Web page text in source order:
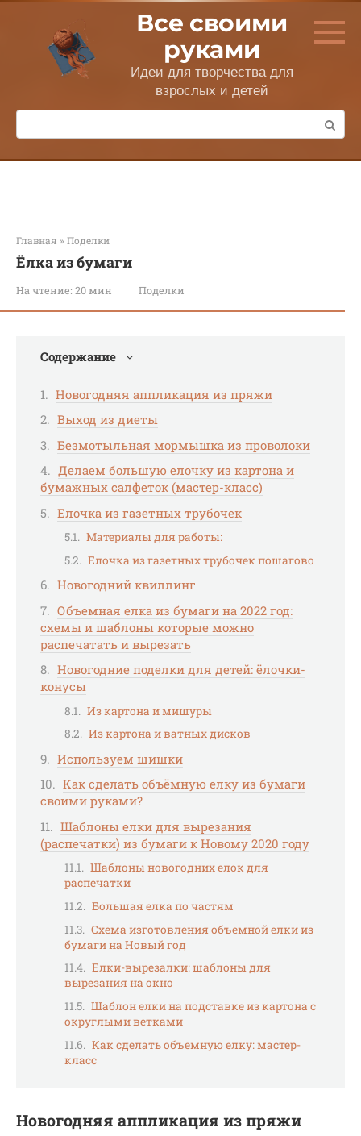
Перейти
контенту
Все своими
руками
Идеи для творчества для
взрослых и детей
Поиск:
Главная » Поделки
Ёлка из бумаги
На чтение: 20 мин Поделки
Содержание
Новогодняя аппликация из пряжи
Выход из диеты
Безмотыльная мормышка из проволоки
Делаем большую елочку из картона и
бумажных салфеток (мастер-класс)
Елочка из газетных трубочек
Материалы для работы:
Елочка из газетных трубочек пошагово
Новогодний квиллинг
Объемная елка из бумаги на 2022 год:
схемы и шаблоны которые можно
распечатать и вырезать
Новогодние поделки для детей: ёлочки-
конусы
Из картона и мишуры
Из картона и ватных дисков
Используем шишки
Как сделать объёмную елку из бумаги
своими руками?
Шаблоны елки для вырезания
(распечатки) из бумаги к Новому 2020 году
Шаблоны новогодних елок для
распечатки
Большая елка по частям
Схема изготовления объемной елки из
бумаги на Новый год
Елки-вырезалки: шаблоны для
вырезания на окно
Шаблон елки на подставке из картона с
округлыми ветками
Как сделать объемную елку: мастер-
класс
Новогодняя аппликация из пряжи